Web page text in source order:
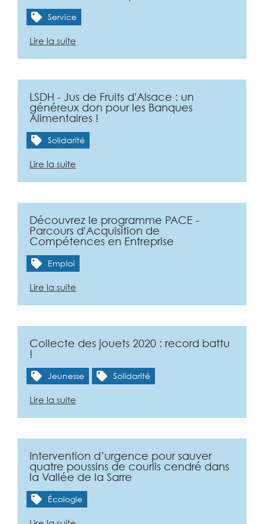
Service
Lire la suite
LSDH - Jus de Fruits d'Alsace : un
généreux don pour les Banques
Alimentaires !
Solidarité
Lire la suite
Découvrez le programme PACE -
Parcours d'Acquisition de
Compétences en Entreprise
Emploi
Lire la suite
Collecte des jouets 2020 : record battu
!
Jeunesse Solidarité
Lire la suite
Intervention d’urgence pour sauver
quatre poussins de courlis cendré dans
la Vallée de la Sarre
Écologie